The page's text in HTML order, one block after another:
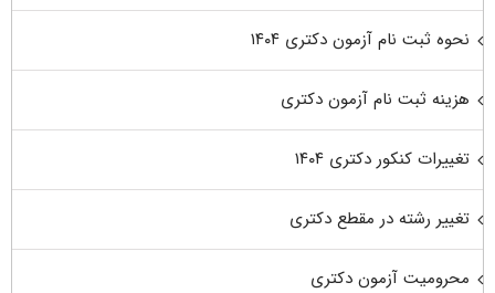
نحوه ثبت نام آزمون دکتری ۱۴۰۴
هزینه ثبت نام آزمون دکتری
تغییرات کنکور دکتری ۱۴۰۴
تغییر رشته در مقطع دکتری
محرومیت آزمون دکتری